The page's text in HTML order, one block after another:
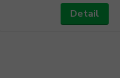
Detail